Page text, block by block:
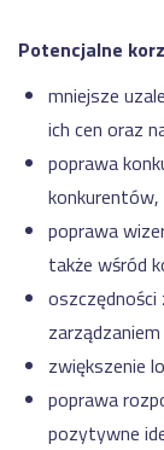
Potencjalne
mniejsze
ich cen oraz
poprawa
konkurentów,
poprawa
także wśród
oszczędności
zwiększenie
poprawa
pozytywne